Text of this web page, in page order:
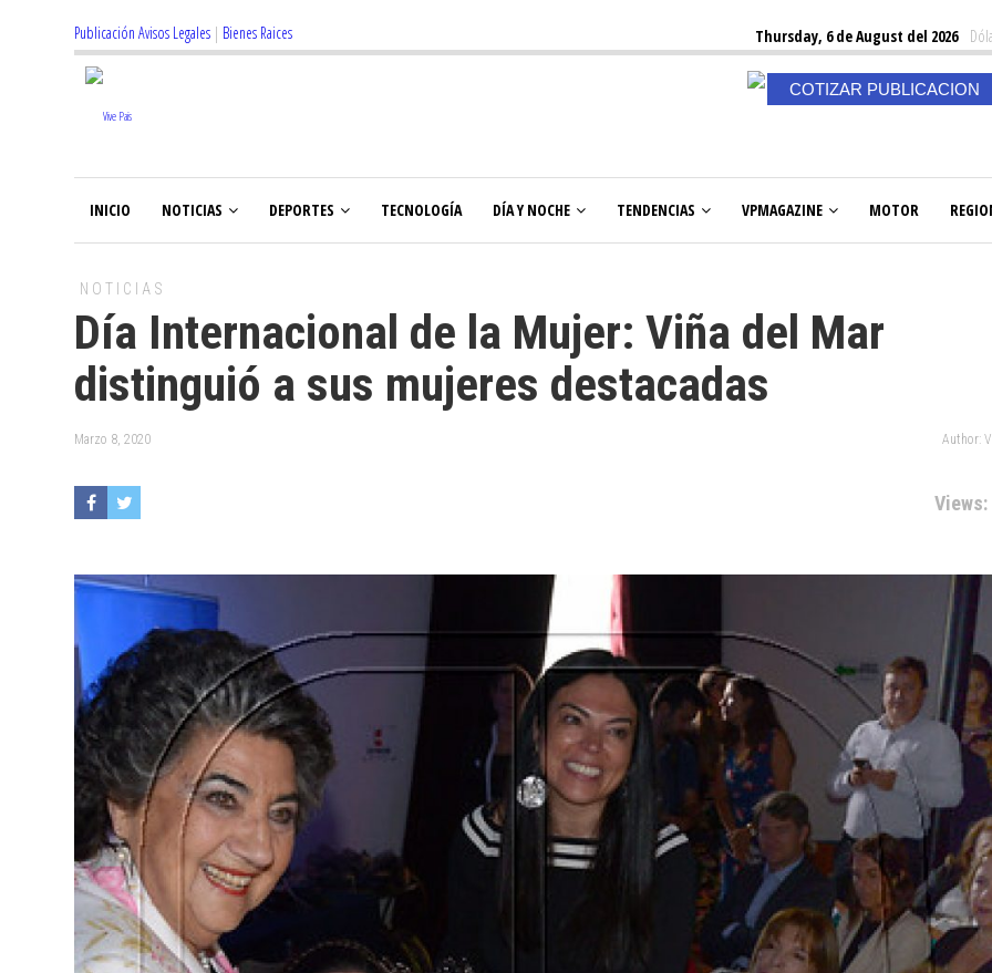
Publicación Avisos Legales | Bienes Raices Thursday, 6 de August del 2026
COTIZAR PUBLICACION
INICIO NOTICIAS DEPORTES TECNOLOGÍA DÍA Y NOCHE TENDENCIAS VPMAGAZINE MOTOR
NOTICIAS
Día Internacional de la Mujer: Viña del Mar
distinguió a sus mujeres destacadas
Marzo 8, 2020 Author:
Views: